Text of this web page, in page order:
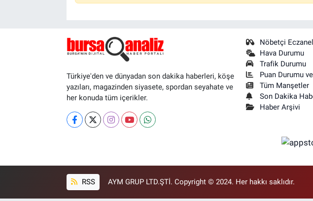
Türkiye'den ve dünyadan son dakika haberleri, köşe
yazıları, magazinden siyasete, spordan seyahate ve
her konuda tüm içerikler.
Nöbetçi
Hava Durumu
Trafik Durumu
Puan Durumu
Tüm Manşetler
Son Dakika
Haber Arşivi
RSS AYM GRUP LTD.ŞTİ. Copyright © 2024. Her hakkı saklıdır.